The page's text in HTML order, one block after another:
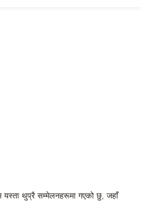
यस्ता थुप्रै सम्मेलनहरूमा गएको छु, जहाँ